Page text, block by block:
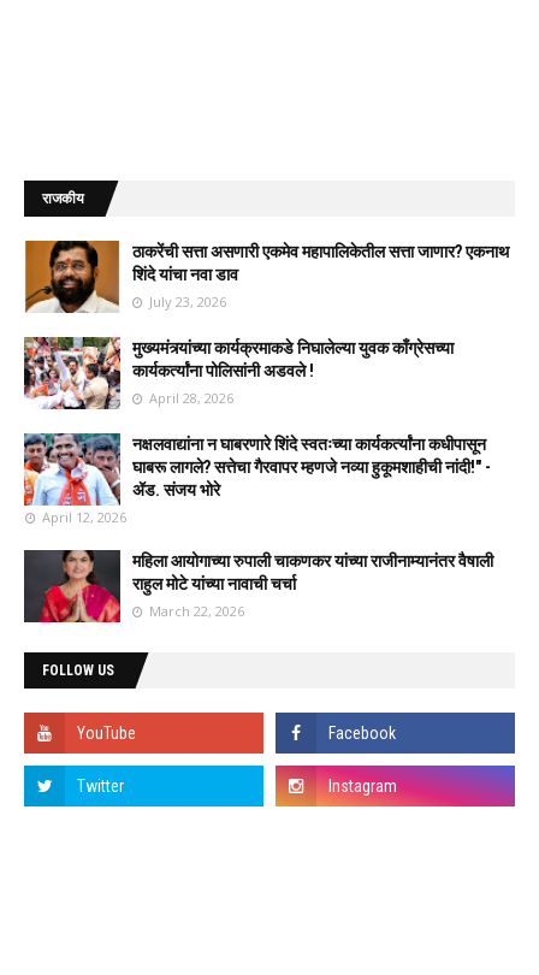
राजकीय
ठाकरेंची सत्ता असणारी एकमेव महापालिकेतील सत्ता जाणार? एकनाथ
शिंदे यांचा नवा डाव
July 23, 2026
मुख्यमंत्र्यांच्या कार्यक्रमाकडे निघालेल्या युवक काँग्रेसच्या
कार्यकर्त्यांना पोलिसांनी अडवले !
April 28, 2026
नक्षलवाद्यांना न घाबरणारे शिंदे स्वतःच्या कार्यकर्त्यांना कधीपासून
घाबरू लागले? सत्तेचा गैरवापर म्हणजे नव्या हुकूमशाहीची नांदी!" -
ॲड. संजय भोरे
April 12, 2026
महिला आयोगाच्या रुपाली चाकणकर यांच्या राजीनाम्यानंतर वैषाली
राहुल मोटे यांच्या नावाची चर्चा
March 22, 2026
FOLLOW US